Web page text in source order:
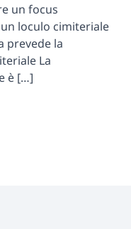
un focus
loculo cimiteriale
prevede la
La
è […]